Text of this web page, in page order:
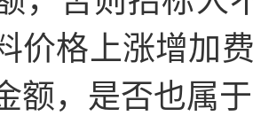
价格上涨增加
额，是否也属